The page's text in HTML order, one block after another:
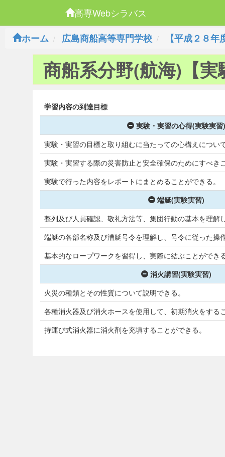
高専Webシラバス
ホーム
広島商船高等専門学校 【平成２８
商船系分野(航海)【
学習内容の到達目標
実験・実習の心得(実験実習)
実験・実習の目標と取り組むに当たっての心構えについ
実験・実習する際の災害防止と安全確保のためにすべき
実験で行った内容をレポートにまとめることができる。
端艇(実験実習)
整列及び人員確認、敬礼方法等、集団行動の基本を理解
端艇の各部名称及び漕艇号令を理解し、号令に従った操
基本的なロープワークを習得し、実際に結ぶことができ
消火講習(実験実習)
火災の種類とその性質について説明できる。
各種消火器及び消火ホースを使用して、初期消火をする
持運び式消火器に消火剤を充填することができる。